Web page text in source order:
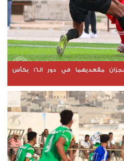
تضامن حضرموت والتلال يحجزان مقعديهما في دور الـ16 بكأس